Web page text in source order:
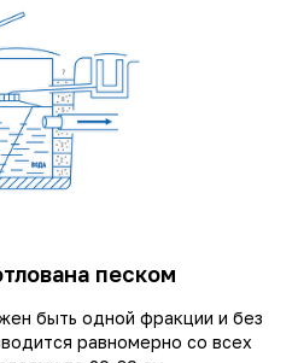
песком
быть одной фракции и без
равномерно со всех